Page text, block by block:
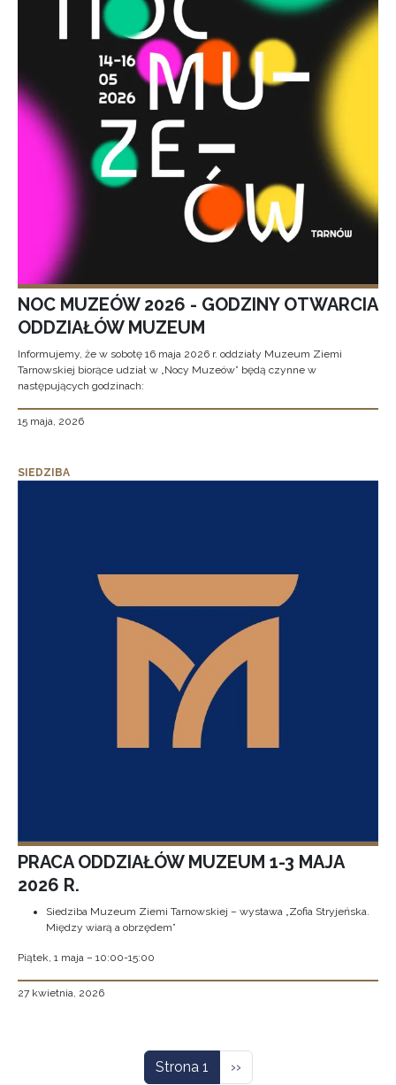
NOC MUZEÓW 2026 - GODZINY OTWARCIA
ODDZIAŁÓW MUZEUM
Informujemy, że w sobotę 16 maja 2026 r. oddziały Muzeum Ziemi
Tarnowskiej biorące udział w „Nocy Muzeów” będą czynne w
następujących godzinach:
15 maja, 2026
SIEDZIBA
PRACA ODDZIAŁÓW MUZEUM 1-3 MAJA
2026 R.
Siedziba Muzeum Ziemi Tarnowskiej – wystawa „Zofia Stryjeńska.
Między wiarą a obrzędem”
Piątek, 1 maja – 10:00-15:00
27 kwietnia, 2026
Strona 1 Następna strona
››